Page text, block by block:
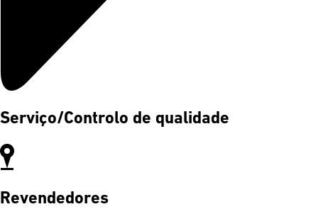
Serviço/Controlo de qualidade
Revendedores